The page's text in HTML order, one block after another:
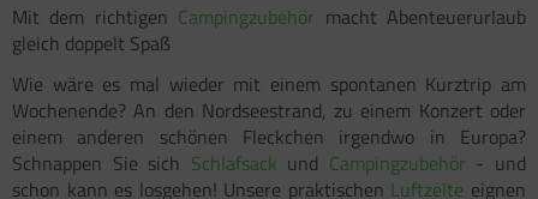
Mit dem richtigen Campingzubehör macht Abenteuerurlaub
gleich doppelt Spaß
Wie wäre es mal wieder mit einem spontanen Kurztrip am
Wochenende? An den Nordseestrand, zu einem Konzert oder
einem anderen schönen Fleckchen irgendwo in Europa?
Schnappen Sie sich Schlafsack und Campingzubehör - und
schon kann es losgehen! Unsere praktischen Luftzelte eignen